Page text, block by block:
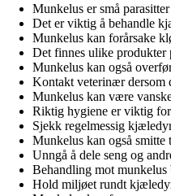
Munkelus er små
Det er viktig å behandle
Munkelus kan forårsake
Det finnes ulike produkter
Munkelus kan også
Kontakt veterinær dersom
Munkelus kan være
Riktig hygiene er viktig
Sjekk regelmessig
Munkelus kan også
Unngå å dele seng og
Behandling mot
Hold miljøet rundt